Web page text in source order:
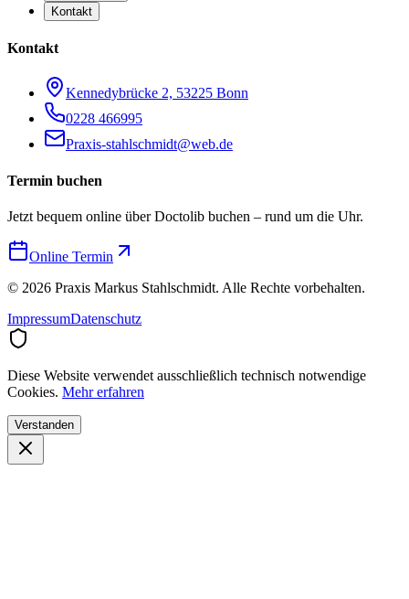
Kontakt
Kontakt
Kennedybrücke 2, 53225 Bonn
0228 466995
Praxis-stahlschmidt@web.de
Termin buchen
Jetzt bequem online über Doctolib buchen – rund um die Uhr.
Online Termin
© 2026 Praxis Markus Stahlschmidt. Alle Rechte vorbehalten.
ImpressumDatenschutz
Diese Website verwendet ausschließlich technisch notwendige
Cookies. Mehr erfahren
Verstanden